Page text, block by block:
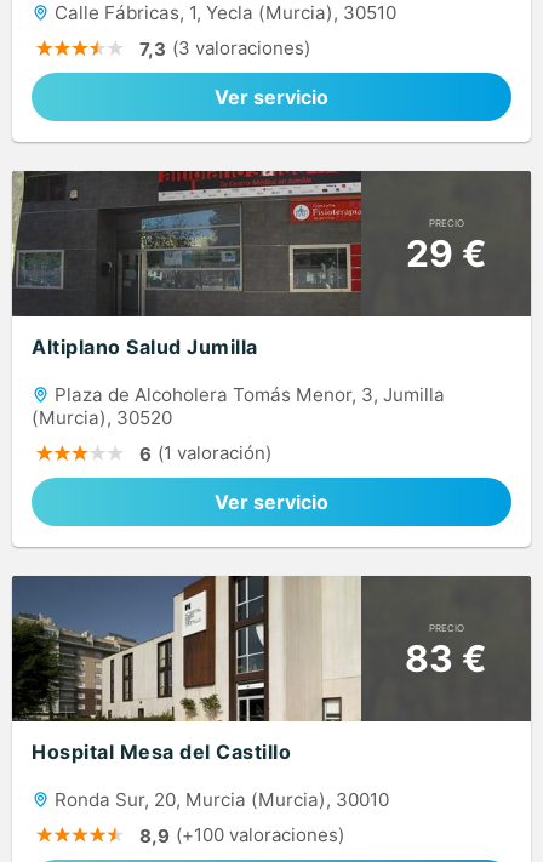
Calle Fábricas, 1, Yecla (Murcia), 30510
7,3 (3 valoraciones)
Ver servicio
PRECIO
29 €
Altiplano Salud Jumilla
Plaza de Alcoholera Tomás Menor, 3, Jumilla
(Murcia), 30520
6 (1 valoración)
Ver servicio
PRECIO
83 €
Hospital Mesa del Castillo
Ronda Sur, 20, Murcia (Murcia), 30010
8,9 (+100 valoraciones)